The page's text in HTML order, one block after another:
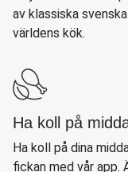
av klassiska
världens kök.
Ha koll på
Ha koll på dina
fickan med vår app.